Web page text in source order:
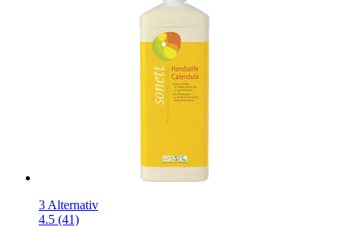
3 Alternativ
4.5 (41)